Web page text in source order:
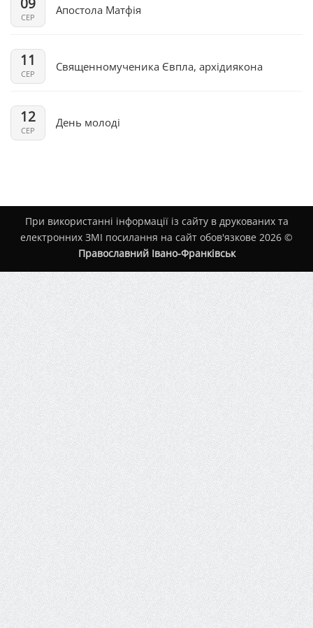
СЕР
Апостола Матфія
11
СЕР
Священномученика Євпла, архідиякона
12
СЕР
День молоді
При використанні інформації із сайту в друкованих та
електронних ЗМІ посилання на сайт обов'язкове 2026 ©
Православний Івано-Франківськ